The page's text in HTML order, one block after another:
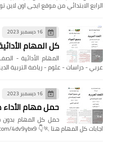
الرابع الابتدائي من موقع ايجى اون لاين
16 ديسمبر 2023
كل المهام
المهام الأدائية -
عربي - دراسات - علوم - رياضة التربية
16 ديسمبر 2023
حمل مهام الأداء
اجابات كل المهام هنا 🏃👇 https://tinyurl.com/4dv9ybx9 …